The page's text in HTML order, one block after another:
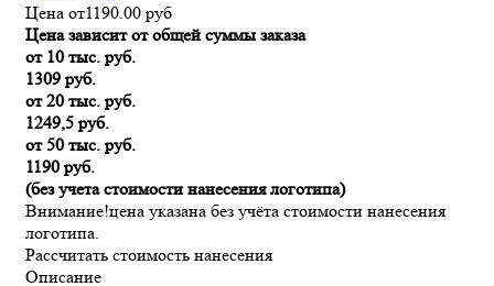
Цена от1190.00 руб
Цена зависит от общей суммы заказа
от 10 тыс. руб.
1309 руб.
от 20 тыс. руб.
1249,5 руб.
от 50 тыс. руб.
1190 руб.
(без учета стоимости нанесения логотипа)
Внимание!цена указана без учёта стоимости нанесения
логотипа.
Рассчитать стоимость нанесения
Описание